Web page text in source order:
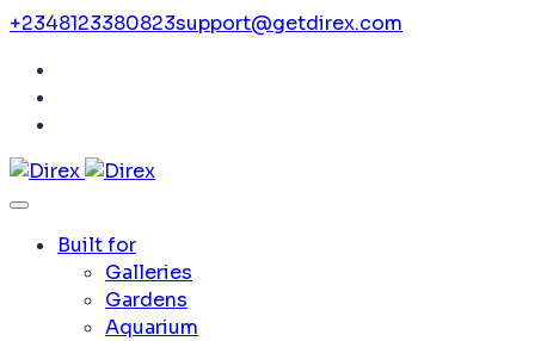
+2348123380823support@getdirex.com
Built for
Galleries
Gardens
Aquarium